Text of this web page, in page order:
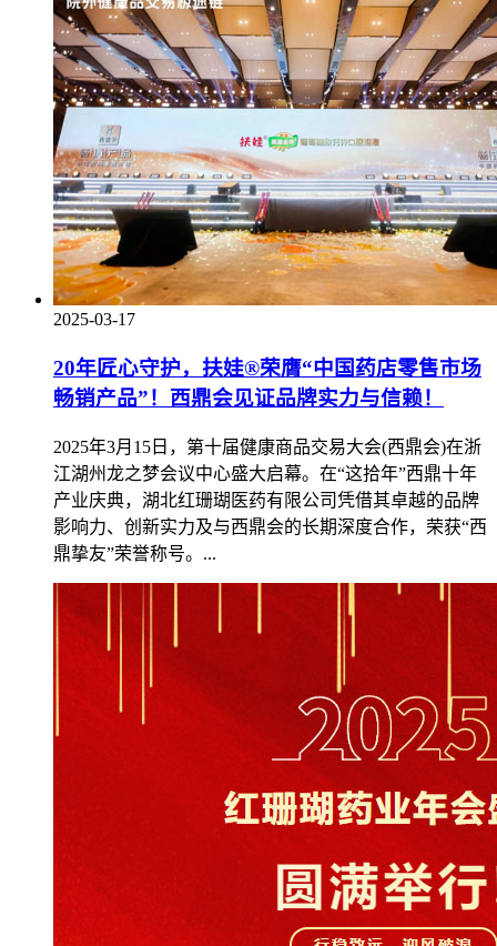
2025-03-17
20年匠心守护，扶娃®荣膺“中国药店零售市场
畅销产品”！西鼎会见证品牌实力与信赖！
2025年3月15日，第十届健康商品交易大会(西鼎会)在浙
江湖州龙之梦会议中心盛大启幕。在“这拾年”西鼎十年
产业庆典，湖北红珊瑚医药有限公司凭借其卓越的品牌
影响力、创新实力及与西鼎会的长期深度合作，荣获“西
鼎挚友”荣誉称号。...